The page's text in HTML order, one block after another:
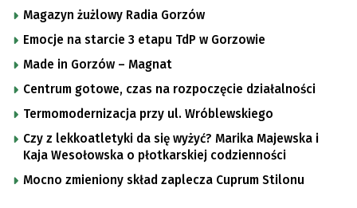
Magazyn żużlowy Radia Gorzów
Emocje na starcie 3 etapu TdP w Gorzowie
Made in Gorzów – Magnat
Centrum gotowe, czas na rozpoczęcie działalności
Termomodernizacja przy ul. Wróblewskiego
Czy z lekkoatletyki da się wyżyć? Marika Majewska i
Kaja Wesołowska o płotkarskiej codzienności
Mocno zmieniony skład zaplecza Cuprum Stilonu